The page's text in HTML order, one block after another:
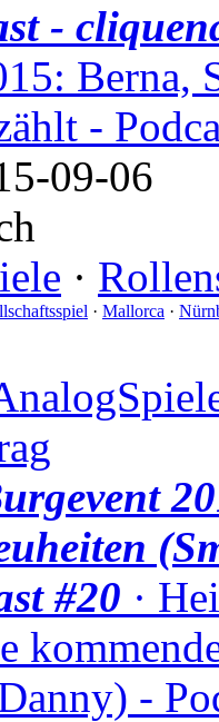
-
Berna,
-
09-06
·
· Mallorca ·
#20 ·
-